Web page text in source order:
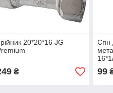
20*20*16 JG
₴ 99